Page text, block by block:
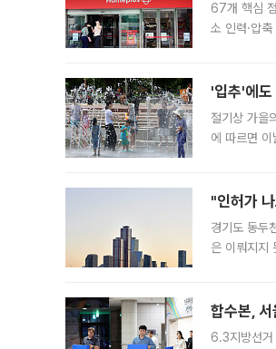
67개 핵심
소 인력·압
'입추'에
절기상 가을
에 따르면
"인허가
경기도 동두
은 이뤄지지
합수본, 서
6.3지방선거